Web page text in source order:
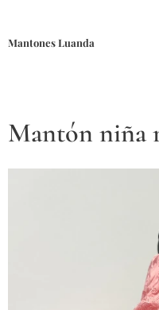
Mantones Luanda
Mantón niña